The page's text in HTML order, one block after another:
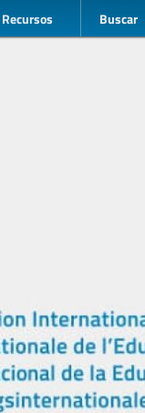
Recursos Buscar